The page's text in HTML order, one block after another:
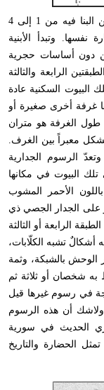
أساسية من البنا فيه من 1 إلى 4
وتبدأ الأبنية
دون أساسات حجرية
الرابعة والثالثة
البيوت السكنية عادة
غرفة أخرى صغيرة أو
طول الغرفة هو متران
تشكل معبراً بين الغرف.
الرسوم الجدارية
البيوت في مكانها
الأحمر المشوب
على الجدار الجصي ذي
الرابعة أو الثالثة
أشكالٌ تشبه الكلّابات،
الوحش بالشبكة، وثمة
به شخصان أو ثلاثة ثم
في رسوم غيرها قيل
ولاشك أن هذه الرسوم
الحديث في سورية
الحضارة والتاريخ